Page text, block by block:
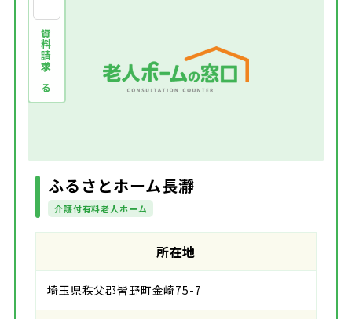
資料請求する
ふるさとホーム長瀞
介護付有料老人ホーム
所在地
埼玉県秩父郡皆野町金崎75-7